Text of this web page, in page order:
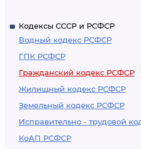
Кодексы СССР и РСФСР
Водный кодекс РСФСР
ГПК РСФСР
Гражданский кодекс РСФСР
Жилищный кодекс РСФСР
Земельный кодекс РСФСР
Исправительно - трудовой
КоАП РСФСР